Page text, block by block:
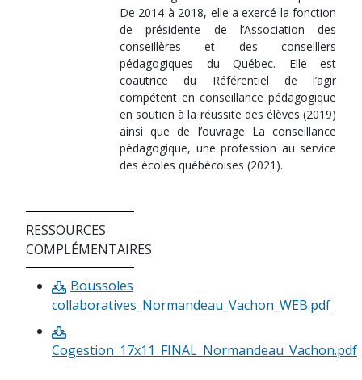
De 2014 à 2018, elle a exercé la fonction
de présidente de l’Association des
conseillères et des conseillers
pédagogiques du Québec. Elle est
coautrice du Référentiel de l’agir
compétent en conseillance pédagogique
en soutien à la réussite des élèves (2019)
ainsi que de l’ouvrage La conseillance
pédagogique, une profession au service
des écoles québécoises (2021).
RESSOURCES
COMPLÉMENTAIRES
Boussoles
collaboratives_Normandeau_Vachon_WEB.pdf
Cogestion_17x11_FINAL_Normandeau_Vachon.pdf